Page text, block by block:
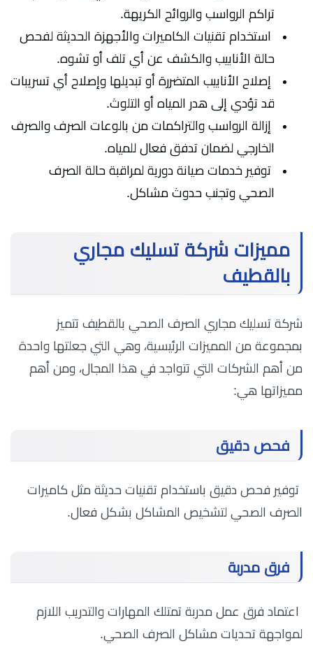
تراكم الرواسب والروائح الكريهة.
استخدام تقنيات الكاميرات والأجهزة الحديثة لفحص
حالة الأنابيب والكشف عن أي تلف أو تشوه.
إصلاح الأنابيب المتضررة أو تبديلها وإصلاح أي تسريبات
قد تؤدي إلى هدر المياه أو التلوث.
إزالة الرواسب والتراكمات من بالوعات الصرف والصرف
الخارجي لضمان تدفق فعال للمياه.
توفير خدمات صيانة دورية لمراقبة حالة الصرف
الصحي وتجنب حدوث مشاكل.
مميزات شركة تسليك مجاري
بالقطيف
شركة تسليك مجاري الصرف الصحي بالقطيف تتميز
بمجموعة من المميزات الرئيسية، وهي التي جعلتها واحدة
من أهم الشركات التي تتواجد في هذا المجال، ومن أهم
مميزاتها هي:
فحص دقيق
توفير فحص دقيق باستخدام تقنيات حديثة مثل كاميرات
الصرف الصحي لتشخيص المشاكل بشكل فعال.
فرق مدربة
اعتماد فرق عمل مدربة تمتلك المهارات والتدريب اللازم
لمواجهة تحديات مشاكل الصرف الصحي.